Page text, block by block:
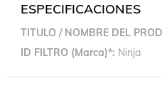
ESPECIFICACIONES
TITULO / NOMBRE DEL
ID FILTRO (Marca)* Ninja